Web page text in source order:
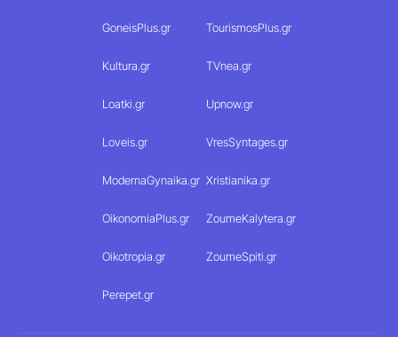
GoneisPlus.gr TourismosPlus.gr
Kultura.gr TVnea.gr
Loatki.gr Upnow.gr
Loveis.gr VresSyntages.gr
ModernaGynaika.gr Xristianika.gr
OikonomiaPlus.gr ZoumeKalytera.gr
Oikotropia.gr ZoumeSpiti.gr
Perepet.gr